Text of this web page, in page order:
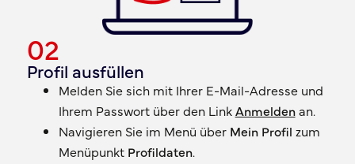
02
Profil ausfüllen
Melden Sie sich mit Ihrer E-Mail-Adresse und
Ihrem Passwort über den LinkAnmeldenan.
Navigieren Sie im Menü über Mein Profil zum
Menüpunkt Profildaten.